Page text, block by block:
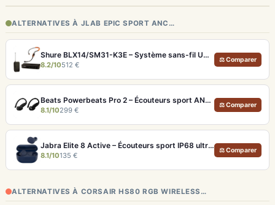
ALTERNATIVES À JLAB EPIC SPORT ANC…
Shure BLX14/SM31-K3E – Système sans-fil UHF pour instructeurs fitness
8.2/10512 €
⚖ Comparer
Beats Powerbeats Pro 2 – Écouteurs sport ANC et Suivi Cardio
8.1/10299 €
⚖ Comparer
Jabra Elite 8 Active – Écouteurs sport IP68 ultra-robustes et ANC
8.1/10135 €
⚖ Comparer
ALTERNATIVES À CORSAIR HS80 RGB WIRELESS…